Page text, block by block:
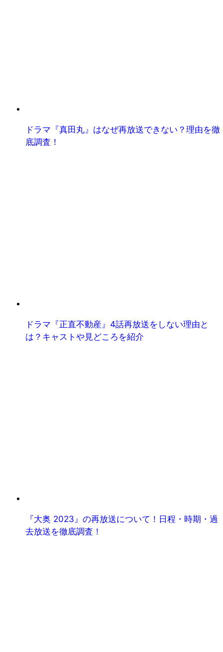
ドラマ『真田丸』はなぜ再放送できない？理由を徹
底調査！
ドラマ『正直不動産』4話再放送をしない理由と
は？キャストや見どころを紹介
『大奥 2023』の再放送について！日程・時期・過
去放送を徹底調査！